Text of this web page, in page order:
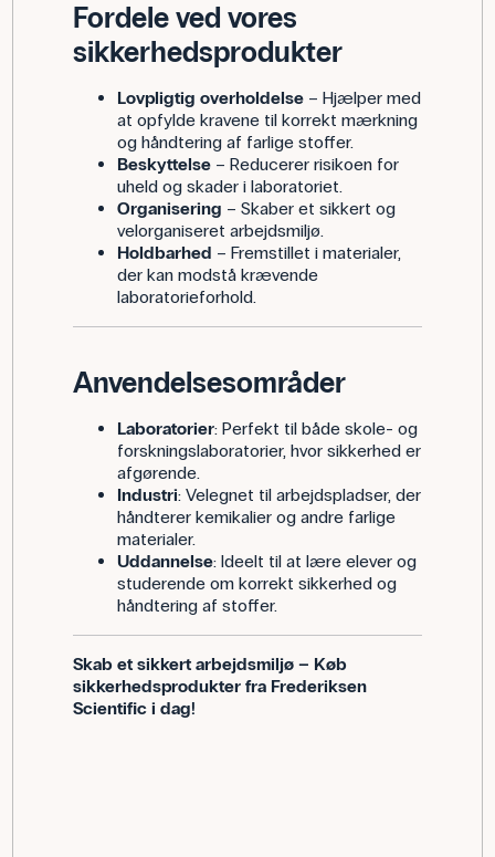
Fordele ved vores
sikkerhedsprodukter
Lovpligtig overholdelse– Hjælper med
at opfylde kravene til korrekt mærkning
og håndtering af farlige stoffer.
Beskyttelse– Reducerer risikoen for
uheld og skader i laboratoriet.
Organisering – Skaber et sikkert og
velorganiseret arbejdsmiljø.
Holdbarhed – Fremstillet i materialer,
der kan modstå krævende
laboratorieforhold.
Anvendelsesområder
Laboratorier: Perfekt til både skole- og
forskningslaboratorier, hvor sikkerhed er
afgørende.
Industri: Velegnet til arbejdspladser, der
håndterer kemikalier og andre farlige
materialer.
Uddannelse: Ideelt til at lære elever og
studerende om korrekt sikkerhed og
håndtering af stoffer.
Skab et sikkert arbejdsmiljø – Køb
sikkerhedsprodukter fra Frederiksen
Scientific i dag!